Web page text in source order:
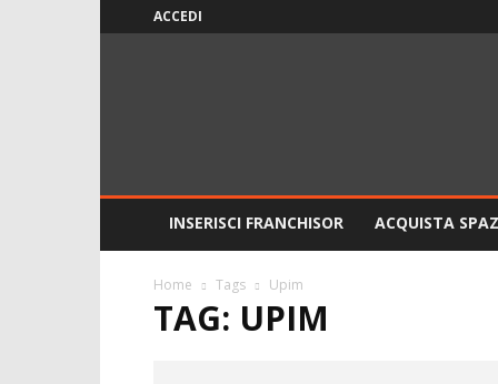
ACCEDI
INSERISCI FRANCHISOR ACQUISTA
Home Tags Upim
TAG: UPIM